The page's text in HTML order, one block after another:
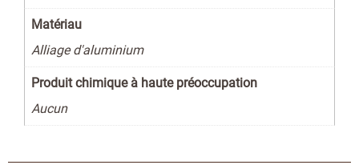
Matériau
Alliage d'aluminium
Produit chimique à haute préoccupation
Aucun